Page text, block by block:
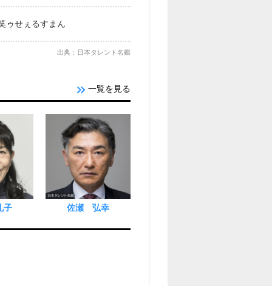
せぇるすまん
出典：日本タレント名鑑
一覧を見る
子 佐瀬 弘幸